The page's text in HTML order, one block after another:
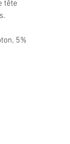
tête
5%